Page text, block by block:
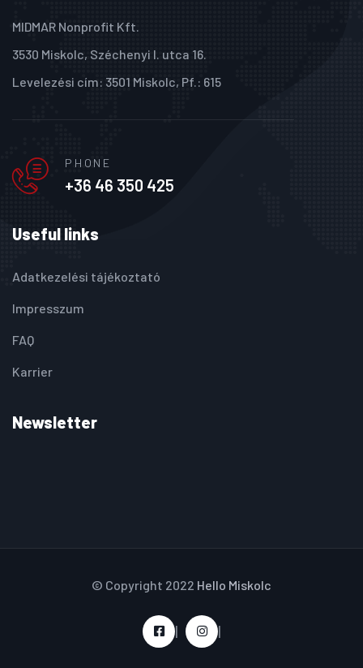
MIDMAR Nonprofit Kft.
3530 Miskolc, Széchenyi I. utca 16.
Levelezési cím: 3501 Miskolc, Pf.: 615
PHONE
+36 46 350 425
Useful links
Adatkezelési tájékoztató
Impresszum
FAQ
Karrier
Newsletter
© Copyright 2022 Hello Miskolc
| |